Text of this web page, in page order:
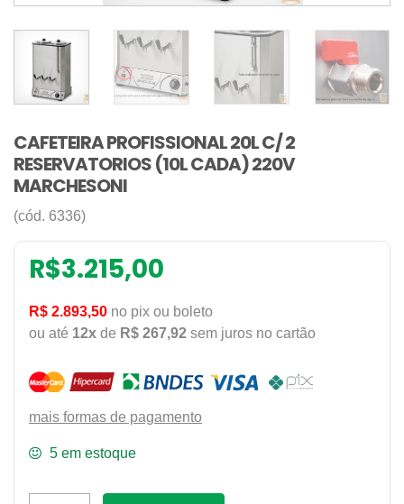
CAFETEIRA PROFISSIONAL 20L C/ 2
RESERVATORIOS (10L CADA) 220V
MARCHESONI
(cód. 6336)
R$3.215,00
R$ 2.893,50 no pix ou boleto
ou até 12x de R$ 267,92 sem juros no cartão
mais formas de pagamento
5 em estoque